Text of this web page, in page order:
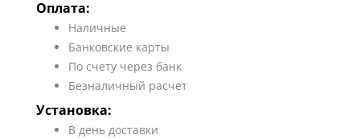
Оплата:
Наличные
Банковские карты
По счету через банк
Безналичный расчет
Установка:
В день доставки